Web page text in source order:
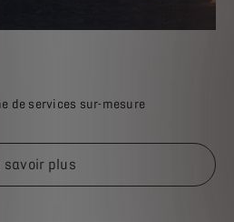
de services sur-mesure
savoir plus